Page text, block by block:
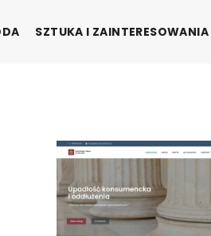
SZTUKA I ZAINTERESOWANIA